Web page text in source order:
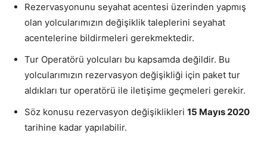
Rezervasyonunu seyahat acentesi üzerinden yapmış
olan yolcularımızın değişiklik taleplerini seyahat
acentelerine bildirmeleri gerekmektedir.
Tur Operatörü yolcuları bu kapsamda değildir. Bu
yolcularımızın rezervasyon değişikliği için paket tur
aldıkları tur operatörü ile iletişime geçmeleri gerekir.
Söz konusu rezervasyon değişiklikleri 15 Mayıs 2020
tarihine kadar yapılabilir.